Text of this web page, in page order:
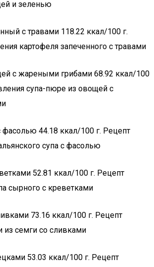
и зеленью
с травами 118.22 ккал/100 г.
картофеля запеченного с травами
с жареными грибами 68.92 ккал/100
супа-пюре из овощей с
фасолью 44.18 ккал/100 г. Рецепт
супа с фасолью
52.81 ккал/100 г. Рецепт
сырного с креветками
73.16 ккал/100 г. Рецепт
из семги сo сливками
53.03 ккал/100 г. Рецепт